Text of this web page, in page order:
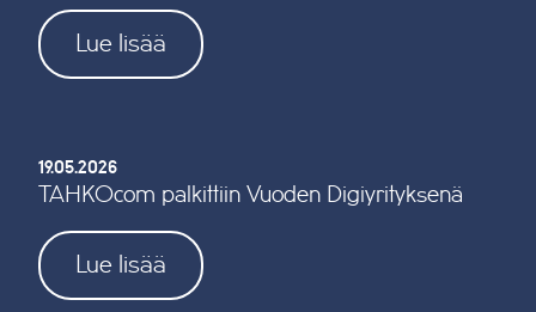
Lue lisää
19.05.2026
TAHKOcom palkittiin Vuoden Digiyrityksenä
Lue lisää